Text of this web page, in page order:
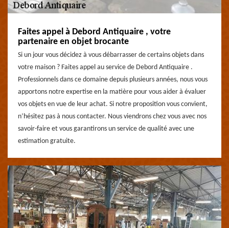
Faites appel à Debord Antiquaire , votre
partenaire en objet brocante
Si un jour vous décidez à vous débarrasser de certains objets dans
votre maison ? Faites appel au service de Debord Antiquaire .
Professionnels dans ce domaine depuis plusieurs années, nous vous
apportons notre expertise en la matière pour vous aider à évaluer
vos objets en vue de leur achat. Si notre proposition vous convient,
n’hésitez pas à nous contacter. Nous viendrons chez vous avec nos
savoir-faire et vous garantirons un service de qualité avec une
estimation gratuite.